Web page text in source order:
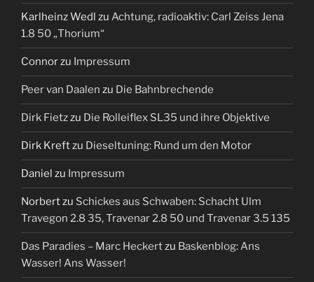
Karlheinz Wedl zu Achtung, radioaktiv: Carl Zeiss Jena
1.8 50 „Thorium“
Connorzu Impressum
Peer van Daalen zu Die Bahnbrechende
Dirk Fietzzu Die Rolleiflex SL35 und ihre Objektive
Dirk Kreftzu Dieseltuning: Rund um den Motor
Daniel zu Impressum
Norbertzu Schickes aus Schwaben: Schacht Ulm
Travegon 2.8 35, Travenar 2.8 50 und Travenar 3.5 135
Das Paradies – Marc Heckertzu Baskenblog: Ans
Wasser! Ans Wasser!